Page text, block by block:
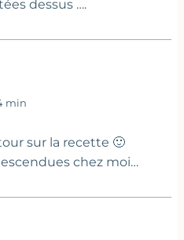
dessus ….
min
sur la recette 🙂
chez moi…